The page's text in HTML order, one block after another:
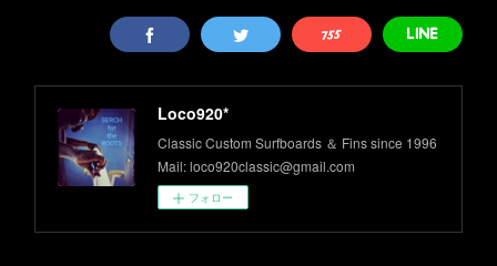
Loco920*
Classic Custom Surfboards ＆ Fins since 1996
Mail: loco920classic@gmail.com
フォロー